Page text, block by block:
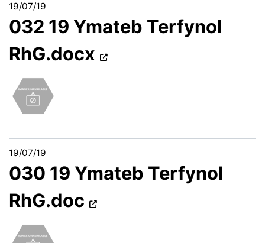
19/07/19
032 19 Ymateb Terfynol
RhG.docx
19/07/19
030 19 Ymateb Terfynol
RhG.doc